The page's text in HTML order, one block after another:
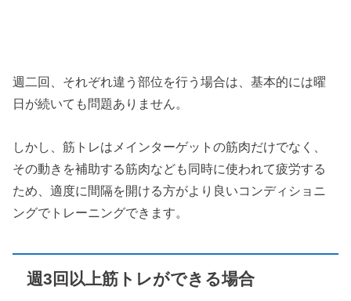
週二回、それぞれ違う部位を行う場合は、基本的には曜
日が続いても問題ありません。
しかし、筋トレはメインターゲットの筋肉だけでなく、
その動きを補助する筋肉なども同時に使われて疲労する
ため、適度に間隔を開ける方がより良いコンディショニ
ングでトレーニングできます。
週3回以上筋トレができる場合